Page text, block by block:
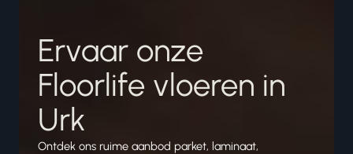
Ervaar onze
Floorlife vloeren in
Urk
Ontdek ons ruime aanbod parket, laminaat,